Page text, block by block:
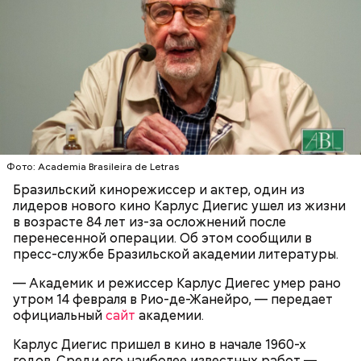
Фото: Academia Brasileira de Letras
Бразильский кинорежиссер и актер, один из
лидеров нового кино Карлус Диегис ушел из жизни
в возрасте 84 лет из-за осложнений после
перенесенной операции. Об этом сообщили в
пресс-службе Бразильской академии литературы.
— Академик и режиссер Карлус Диегес умер рано
утром 14 февраля в Рио-де-Жанейро, — передает
официальныйсайт академии.
Карлус Диегис пришел в кино в начале 1960-х
— Хищник чувствует кровь, разведенную в
морской воде в пропорции один к миллиону, —
пояснил собеседник «ВМ».
могильников, техники и мертвых городов,
притягивающих сталкеров, как в украинской
Припяти. А на пожарную вышку, откуда можно
подниматься запрещено. Зато есть выселенные
— Таких деревень много, их 95 в заповеднике. Это
вообще отдельный объект исследования, —
заметил он.
— Почему-то все говорят о заговорах, забывая о
том, что проект этот более 70 лет назад был создан
лишь из гуманных побуждений. 1947 год — период,
страшных кровопролитных противостояний. И в
качестве напоминания о том, что ядерные
столкновения могут закончиться полным
часы. И что бы сейчас ни говорили, они очень четко
Также специалист отметил, что часы Судного дня
помогают больше людей привлечь к проблемам
глобального потепления, климатических изменений
и природных последствий войн.